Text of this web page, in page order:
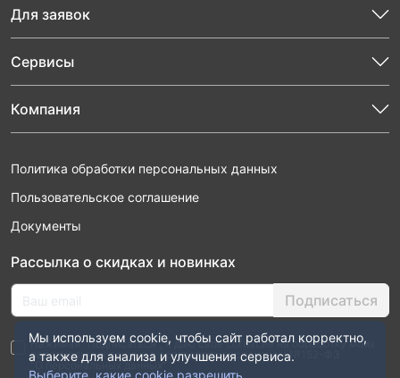
Для заявок
Сервисы
Компания
Политика обработки персональных данных
Пользовательское соглашение
Документы
Рассылка о скидках и новинках
Подписаться
Нажимая “Подписаться”, я даю свое согласие на обработку моих
персональных данных в соответствии с законом №152-ФЗ
“О персональных данных”
Мы используем cookie, чтобы сайт работал корректно,
а также для анализа и улучшения сервиса.
Выберите, какие cookie разрешить